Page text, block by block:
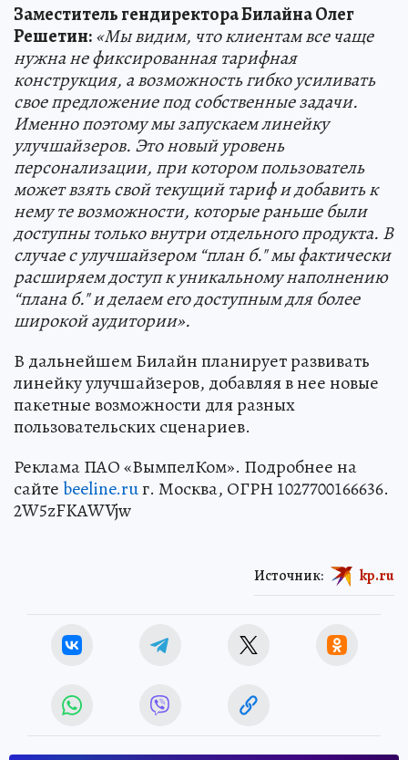
Заместитель гендиректора Билайна Олег
Решетин:«Мы видим, что клиентам все чаще
нужна не фиксированная тарифная
конструкция, а возможность гибко усиливать
свое предложение под собственные задачи.
Именно поэтому мы запускаем линейку
улучшайзеров. Это новый уровень
персонализации, при котором пользователь
может взять свой текущий тариф и добавить к
нему те возможности, которые раньше были
доступны только внутри отдельного продукта. В
случае с улучшайзером “план б." мы фактически
расширяем доступ к уникальному наполнению
“плана б." и делаем его доступным для более
широкой аудитории».
В дальнейшем Билайн планирует развивать
линейку улучшайзеров, добавляя в нее новые
пакетные возможности для разных
пользовательских сценариев.
Реклама ПАО «ВымпелКом». Подробнее на
сайтеbeeline.ruг. Москва, ОГРН 1027700166636.
2W5zFKAWVjw
Источник: kp.ru